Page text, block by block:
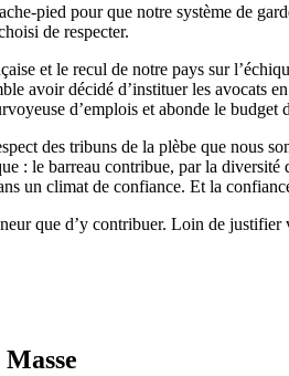
pied pour que notre système de
de respecter.
et le recul de notre pays sur
avoir décidé d’instituer les avocats
d’emplois et abonde le
des tribuns de la plèbe que nous
: le barreau contribue, par la diversité
un climat de confiance. Et la
que d’y contribuer. Loin de